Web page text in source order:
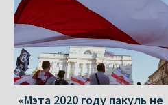
«Мэта 2020 году пакуль не